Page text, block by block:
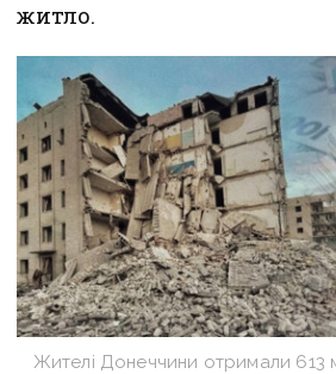
житло.
Жителі Донеччини отримали 613